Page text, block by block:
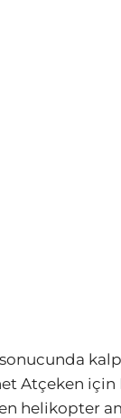
Atçeken için
helikopter